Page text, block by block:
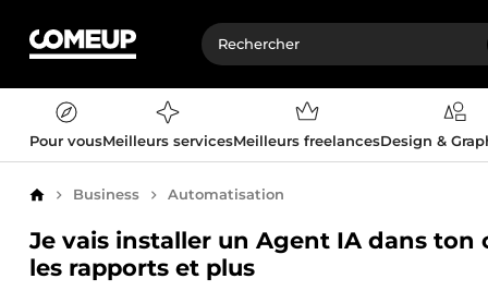
Pour vousMeilleurs servicesMeilleurs freelancesDesign &
AccueilBusiness Automatisation
Je vais installer un Agent IA dans
les rapports et plus